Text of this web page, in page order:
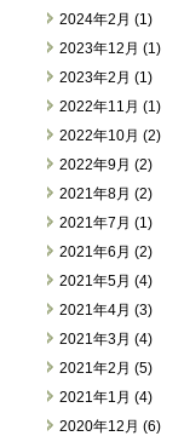
2024年2月 (1)
2023年12月 (1)
2023年2月 (1)
2022年11月 (1)
2022年10月 (2)
2022年9月 (2)
2021年8月 (2)
2021年7月 (1)
2021年6月 (2)
2021年5月 (4)
2021年4月 (3)
2021年3月 (4)
2021年2月 (5)
2021年1月 (4)
2020年12月 (6)